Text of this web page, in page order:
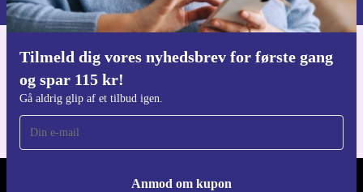
Tilmeld dig vores nyhedsbrev for første gang
og spar 115 kr!
Gå aldrig glip af et tilbud igen.
Anmod om kupon
Download refurbed appen
REFURBED DANMARK - RETHINK NEW.